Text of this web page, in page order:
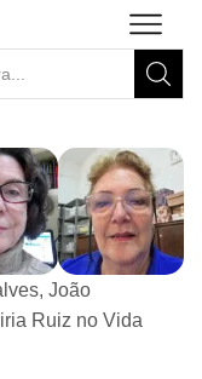
João
Ruiz no Vida